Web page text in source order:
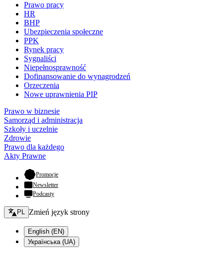
Prawo pracy
HR
BHP
Ubezpieczenia społeczne
PPK
Rynek pracy
Sygnaliści
Niepełnosprawność
Dofinansowanie do wynagrodzeń
Orzeczenia
Nowe uprawnienia PIP
Prawo w biznesie
Samorząd i administracja
Szkoły i uczelnie
Zdrowie
Prawo dla każdego
Akty Prawne
Promocje- otwiera się w nowej karcie
Newsletter
Podcasty
Zmień język - bieżący:
PL Zmień język strony
English (EN)
Українська (UA)